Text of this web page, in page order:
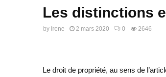
Les distinctions
by Irene 2 mars 2020 0 2646
Le droit de propriété, au sens de